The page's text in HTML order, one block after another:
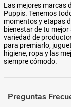
Las mejores marcas
Puppis. Tenemos
momentos y etapas
bienestar de tu
variedad de
para premiarlo,
higiene, ropa y las
siempre cómodo.
Preguntas